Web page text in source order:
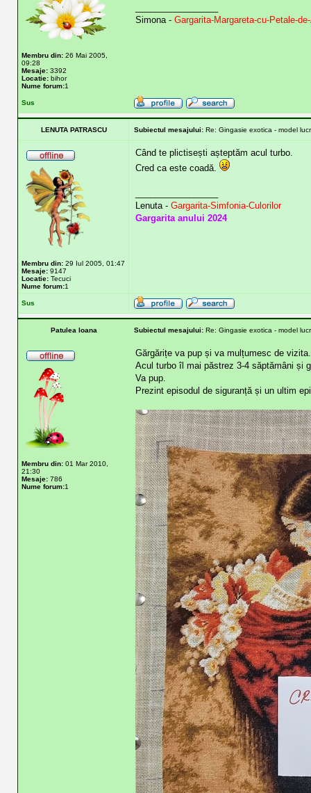
Membru din: 26 Mai 2005,
09:28
Mesaje: 3392
Locatie: bihor
Nume forum:1
Simona - Gargarita-Margareta-cu-Petale-
Sus
LENUTA PATRASCU Subiectul mesajului: Re: Gingasie exotica - model
Membru din: 29 Iul 2005, 01:47
Mesaje: 9147
Locatie: Tecuci
Nume forum:1
Când te plictisești așteptăm acul turbo.
Cred ca este coadă.
Lenuta - Gargarita-Simfonia-Culorilor
Gargarita anului 2024
Sus
Patulea Ioana Subiectul mesajului: Re: Gingasie exotica - model
Membru din: 01 Mar 2010,
21:30
Mesaje: 786
Nume forum:1
Gărgărițe va pup și va mulțumesc de vizita.
Acul turbo îl mai păstrez 3-4 săptămâni și
Va pup.
Prezint episodul de siguranță și un ultim